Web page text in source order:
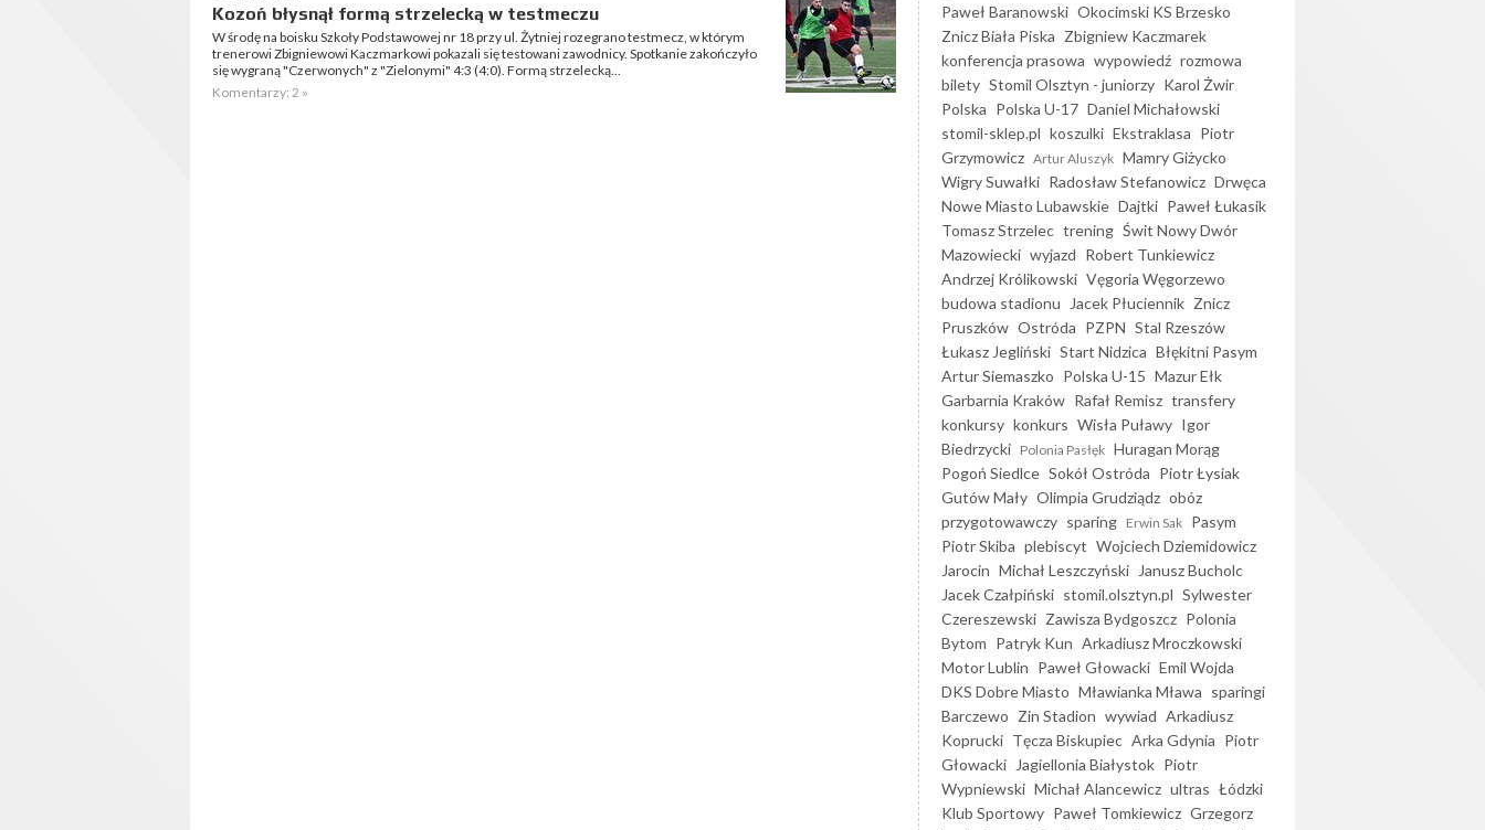
Kozoń błysnął formą strzelecką w testmeczu
W środę na boisku Szkoły Podstawowej nr 18 przy ul. Żytniej rozegrano testmecz, w którym
trenerowi Zbigniewowi Kaczmarkowi pokazali się testowani zawodnicy. Spotkanie zakończyło
się wygraną "Czerwonych" z "Zielonymi" 4:3 (4:0). Formą strzelecką...
Komentarzy: 2 »
Paweł Baranowski Okocimski KS Brzesko
Znicz Biała Piska Zbigniew Kaczmarek
konferencja prasowa wypowiedź rozmowa
bilety Stomil Olsztyn - juniorzy Karol Żwir
Polska Polska U-17 Daniel Michałowski
stomil-sklep.pl koszulki Ekstraklasa Piotr
Grzymowicz Artur Aluszyk Mamry Giżycko
Wigry Suwałki Radosław Stefanowicz Drwęca
Nowe Miasto Lubawskie Dajtki Paweł Łukasik
Tomasz Strzelec trening Świt Nowy Dwór
Mazowiecki wyjazd Robert Tunkiewicz
Andrzej Królikowski Vęgoria Węgorzewo
budowa stadionu
Jacek Płuciennik Znicz
Pruszków Ostróda PZPN Stal Rzeszów
Łukasz Jegliński Start Nidzica Błękitni Pasym
Artur Siemaszko Polska U-15 Mazur Ełk
Garbarnia Kraków Rafał Remisz transfery
konkursy konkurs Wisła Puławy Igor
Biedrzycki Polonia Pasłęk Huragan Morąg
Pogoń Siedlce Sokół Ostróda Piotr Łysiak
Gutów Mały Olimpia Grudziądz obóz
przygotowawczy sparing Erwin Sak Pasym
Piotr Skiba plebiscyt Wojciech Dziemidowicz
Jarocin Michał Leszczyński
Janusz Bucholc
Jacek Czałpiński stomil.olsztyn.pl Sylwester
Czereszewski Zawisza Bydgoszcz Polonia
Bytom Patryk Kun Arkadiusz Mroczkowski
Motor Lublin Paweł Głowacki Emil Wojda
DKS Dobre Miasto Mławianka Mława sparingi
Barczewo Zin Stadion wywiad Arkadiusz
Koprucki Tęcza Biskupiec Arka Gdynia Piotr
Głowacki
Jagiellonia Białystok Piotr
Wypniewski Michał Alancewicz ultras Łódzki
Klub Sportowy Paweł Tomkiewicz Grzegorz